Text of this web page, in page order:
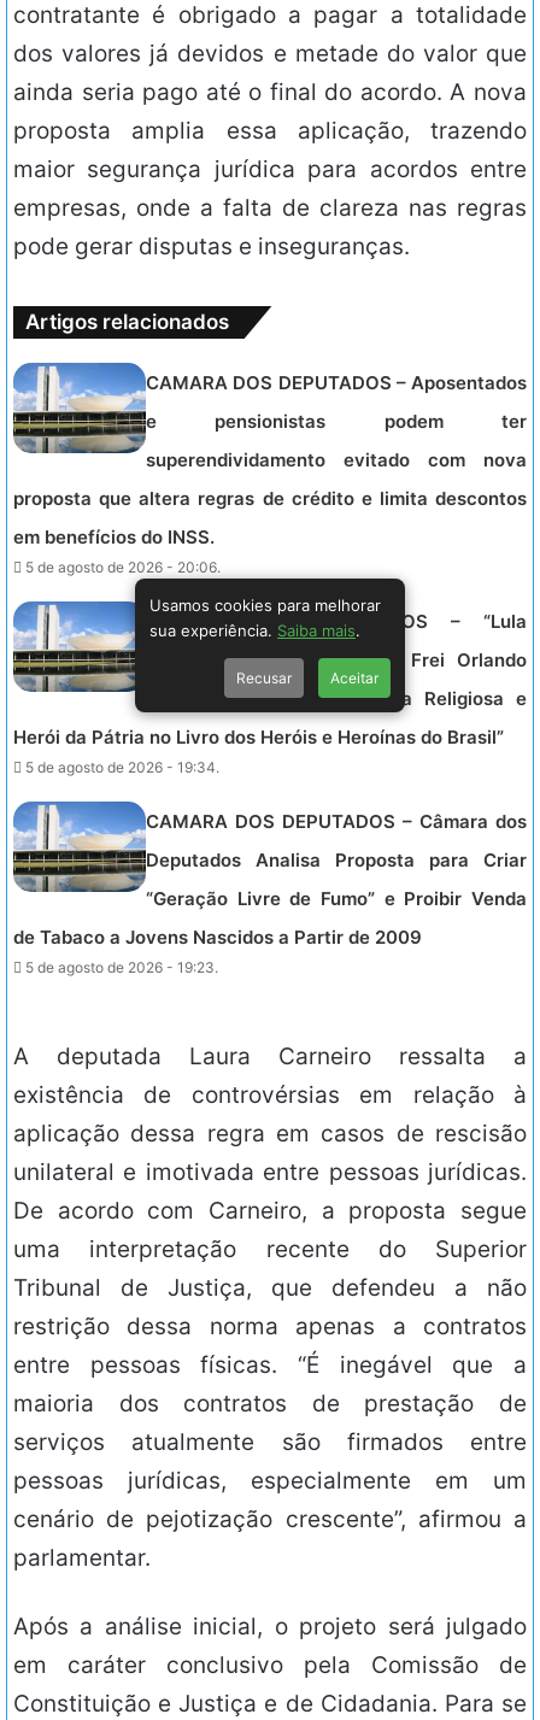
contratante é obrigado a pagar a totalidade
dos valores já devidos e metade do valor que
ainda seria pago até o final do acordo. A nova
proposta amplia essa aplicação, trazendo
maior segurança jurídica para acordos entre
empresas, onde a falta de clareza nas regras
pode gerar disputas e inseguranças.
Artigos relacionados
CAMARA DOS DEPUTADOS – Aposentados
e pensionistas podem ter
superendividamento evitado com nova
proposta que altera regras de crédito e limita descontos
em benefícios do INSS.
5 de agosto de 2026 - 20:06.
CAMARA DOS DEPUTADOS – “Lula
Sanciona Lei que Inscreve Frei Orlando
como Patrão de Assistência Religiosa e
Herói da Pátria no Livro dos Heróis e Heroínas do Brasil”
5 de agosto de 2026 - 19:34.
CAMARA DOS DEPUTADOS – Câmara dos
Deputados Analisa Proposta para Criar
“Geração Livre de Fumo” e Proibir Venda
de Tabaco a Jovens Nascidos a Partir de 2009
5 de agosto de 2026 - 19:23.
A deputada Laura Carneiro ressalta a
existência de controvérsias em relação à
aplicação dessa regra em casos de rescisão
unilateral e imotivada entre pessoas jurídicas.
De acordo com Carneiro, a proposta segue
uma interpretação recente do Superior
Tribunal de Justiça, que defendeu a não
restrição dessa norma apenas a contratos
entre pessoas físicas. “É inegável que a
maioria dos contratos de prestação de
serviços atualmente são firmados entre
pessoas jurídicas, especialmente em um
cenário de pejotização crescente”, afirmou a
parlamentar.
Após a análise inicial, o projeto será julgado
em caráter conclusivo pela Comissão de
Constituição e Justiça e de Cidadania. Para se
Usamos cookies para melhorar
sua experiência. Saiba mais
Recusar Aceitar